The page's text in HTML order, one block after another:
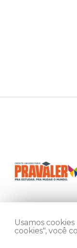
Usamos
cookies", você